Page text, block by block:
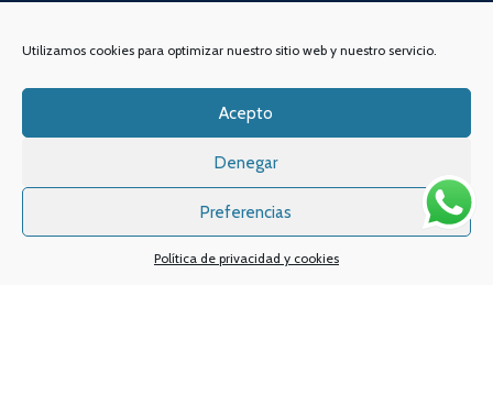
Utilizamos cookies para optimizar nuestro sitio web y nuestro servicio.
Acepto
Denegar
Preferencias
Política de privacidad y cookies